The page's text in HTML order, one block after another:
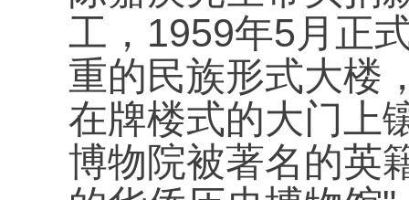
工， 1959年5 月正
重的民族形式大楼
在牌楼式的大门上
博物院被著名的英